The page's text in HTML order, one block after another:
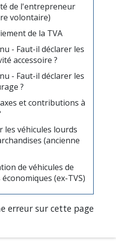
de l'entrepreneur
volontaire)
de la TVA
- Faut-il déclarer les
accessoire ?
- Faut-il déclarer les
?
et contributions à
les véhicules lourds
(ancienne
de véhicules de
(ex-TVS)
erreur sur cette page